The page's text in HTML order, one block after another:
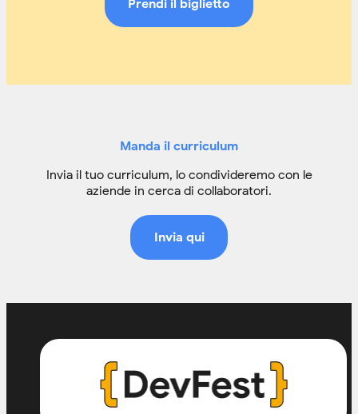
Prendi il biglietto
Manda il curriculum
Invia il tuo curriculum, lo condivideremo con le
aziende in cerca di collaboratori.
Invia qui